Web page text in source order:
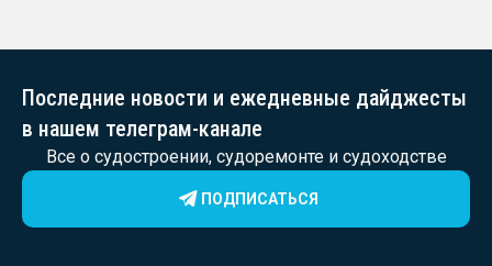
Последние новости и ежедневные дайджесты
в нашем телеграм-канале
Все о судостроении, судоремонте и судоходстве
ПОДПИСАТЬСЯ